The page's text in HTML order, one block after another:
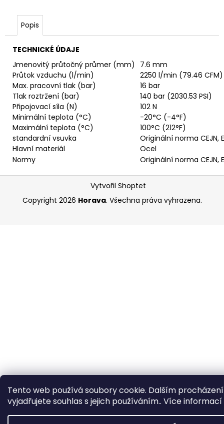
Tento web používá soubory cookie. Dalším
vyjadřujete souhlas s jejich používáním.. Více informací
Popis
TECHNICKÉ ÚDAJE
Jmenovitý průtočný průmer (mm)
7.6 mm
Průtok vzduchu (l/min)
2250 l/min (79.46 CFM)
Max. pracovní tlak (bar)
16 bar
Tlak roztržení (bar)
140 bar (2030.53 PSI)
Připojovací síla (N)
102 N
Minimální teplota (°C)
-20°C (-4°F)
Maximální teplota (°C)
100°C (212°F)
standardní vsuvka
Originální norma
Hlavní materiál
Ocel
Normy
Originální norma
e
VSUVKA
G
3/4"
VNITŘNÍ
FVMQ
2
750,33
Kč
Z
Vytvořil Shoptet
Copyright 2026 Horava. Všechna práva vyhrazena.